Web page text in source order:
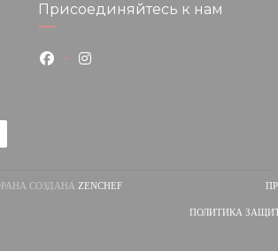
Присоединяйтесь к нам
Facebook ((открывается в новом окне))
Instagram ((открывается в новом
СОЗДАНА ZENCHEF((ОТКРЫВАЕТСЯ В НОВОМ
ПОЛИТИКА